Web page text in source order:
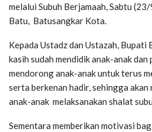
melalui Subuh Berjamaah, Sabtu
Batu, Batusangkar Kota.
Kepada Ustadz dan Ustazah, Bupati
kasih sudah mendidik anak-anak
mendorong anak-anak untuk terus
serta berkenan hadir, sehingga akan
anak-anak melaksanakan shalat
Sementara memberikan motivasi